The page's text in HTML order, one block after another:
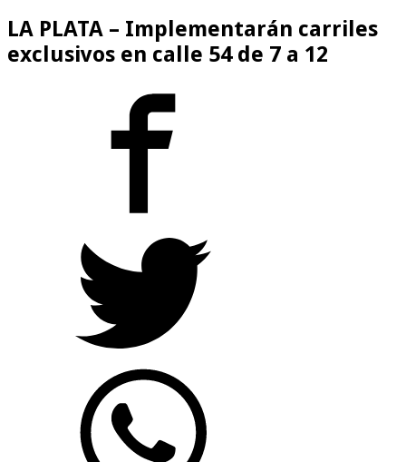
LA PLATA – Implementarán carriles
exclusivos en calle 54 de 7 a 12